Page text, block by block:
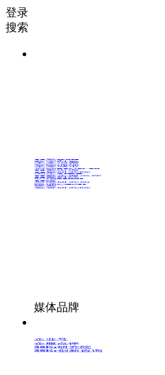
登录
搜索
36氪Auto
未来消费
未来城市
36氪出海
硬氪
媒体品牌
企业号
企服点评
36Kr研究院
36Kr创新咨询